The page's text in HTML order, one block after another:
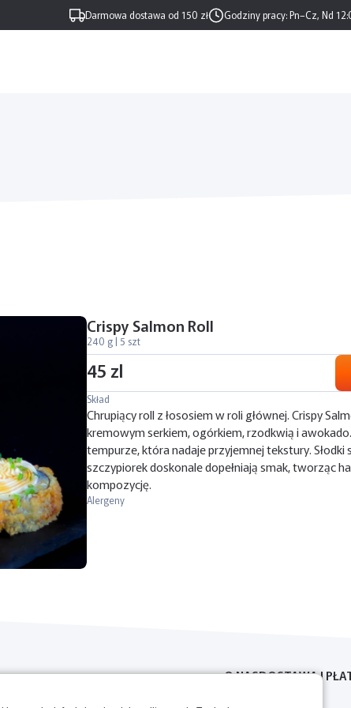
Darmowa dostawa od 150 zł Godziny pracy:Pn–Cz, Nd
Crispy Salmon Roll
240 g | 5 szt
45 zl
Skład
Chrupiący roll z łososiem w roli głównej. Crispy
kremowym serkiem, ogórkiem, rzodkwią i
tempurze, która nadaje przyjemnej tekstury. Słodki
szczypiorek doskonale dopełniają smak, tworząc
kompozycję.
Alergeny
O NASDOSTAWA I